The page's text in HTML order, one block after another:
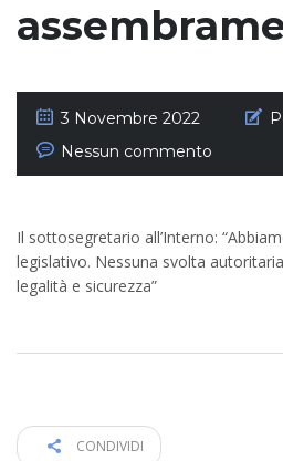
3 Novembre 2022
Nessun commento
Il sottosegretario all’Interno:
legislativo. Nessuna svolta
legalità e sicurezza”
CONDIVIDI